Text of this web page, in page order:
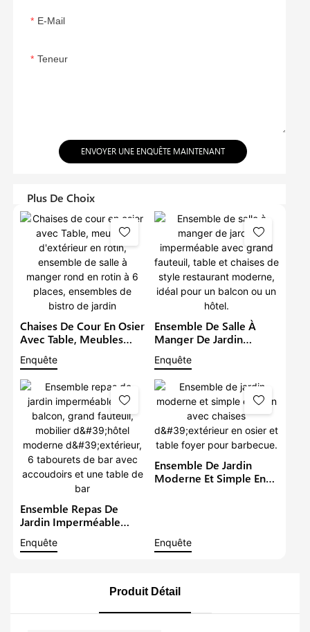
E-Mail
Teneur
ENVOYER UNE ENQUÊTE MAINTENANT
Plus De Choix
Chaises De Cour En Osier
Avec Table, Meubles
D'extérieur En Rotin,
Ensemble De Salle À
Manger Rond En Rotin À
6 Places, Ensembles De
Bistro De Jardin
Enquête
Ensemble De Salle À
Manger De Jardin
Imperméable Avec
Grand Fauteuil, Table Et
Chaises De Style
Restaurant Moderne,
Idéal Pour Un Balcon Ou
Un Hôtel.
Enquête
Ensemble Repas De
Jardin Imperméable
Fauteuil, Mobilier
De Bar Avec Accoudoirs
Et Une Table De Bar
Enquête
Ensemble De Jardin
Moderne Et Simple En
Enquête
Produit Détail